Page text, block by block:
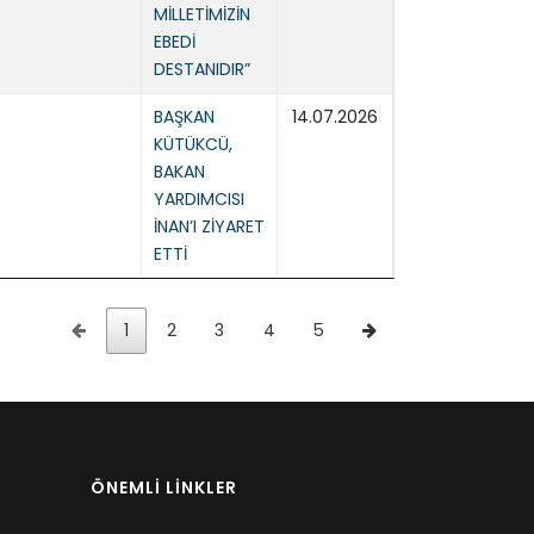
MİLLETİMİZİN
EBEDİ
DESTANIDIR”
BAŞKAN
KÜTÜKCÜ,
BAKAN
YARDIMCISI
İNAN’I ZİYARET
ETTİ
14.07.2026
1 2 3 4 5
ÖNEMLİ LİNKLER